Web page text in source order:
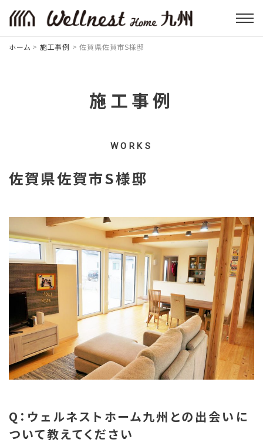
ホーム > 施工事例 >佐賀県佐賀市S様邸
施工事例
WORKS
佐賀県佐賀市S様邸
Q：ウェルネストホーム九州との出会いに
ついて教えてください